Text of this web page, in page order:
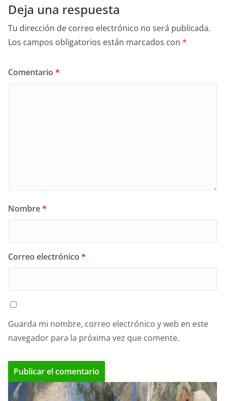
Deja una respuesta
Tu dirección de correo electrónico no será publicada.
Los campos obligatorios están marcados con *
Comentario *
Nombre*
Correo electrónico *
Guarda mi nombre, correo electrónico y web en este
navegador para la próxima vez que comente.